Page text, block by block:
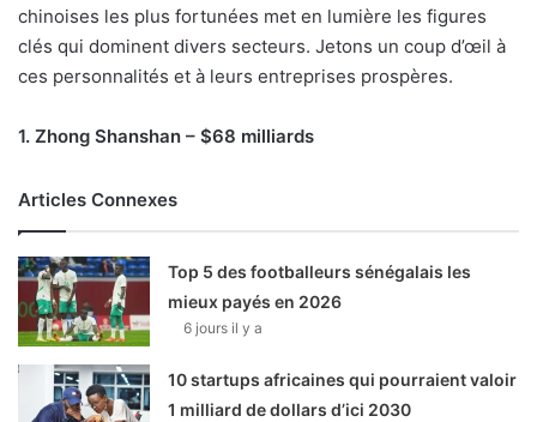
chinoises les plus fortunées met en lumière les figures
clés qui dominent divers secteurs. Jetons un coup d’œil à
ces personnalités et à leurs entreprises prospères.
1. Zhong Shanshan – $68 milliards
Articles Connexes
Top 5 des footballeurs sénégalais les
mieux payés en 2026
6 jours il y a
10 startups africaines qui pourraient valoir
1 milliard de dollars d’ici 2030